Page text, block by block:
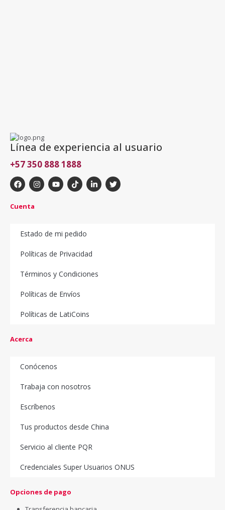
Línea de experiencia al usuario
+57 350 888 1888
Cuenta
Estado de mi pedido
Políticas de Privacidad
Términos y Condiciones
Políticas de Envíos
Políticas de LatiCoins
Acerca
Conócenos
Trabaja con nosotros
Escríbenos
Tus productos desde China
Servicio al cliente PQR
Credenciales Super Usuarios ONUS
Opciones de pago